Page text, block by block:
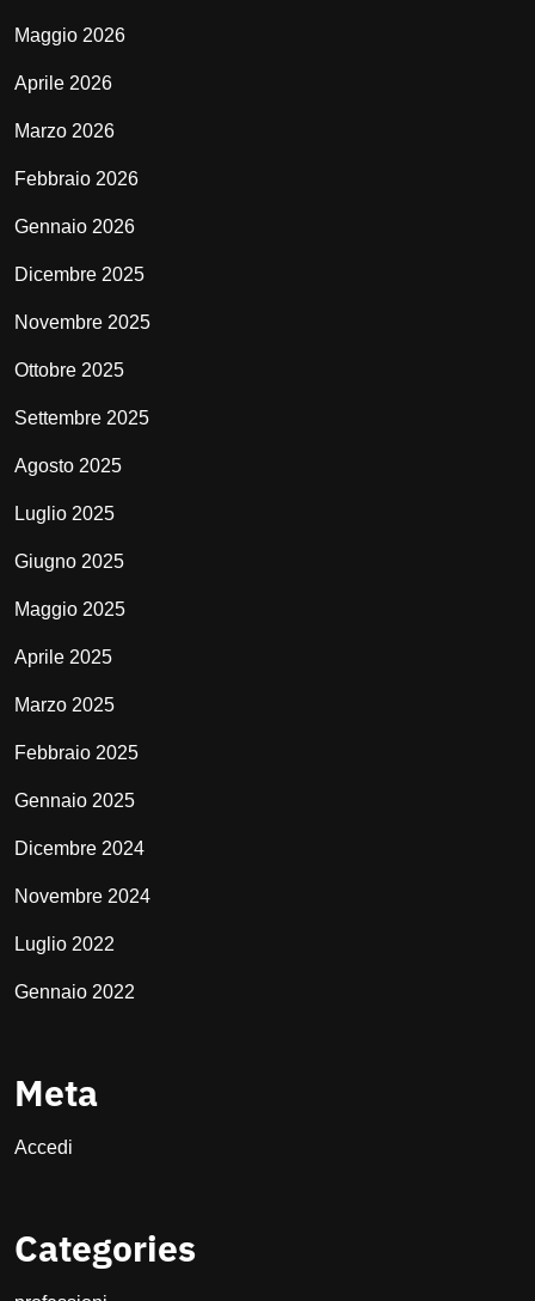
Maggio 2026
Aprile 2026
Marzo 2026
Febbraio 2026
Gennaio 2026
Dicembre 2025
Novembre 2025
Ottobre 2025
Settembre 2025
Agosto 2025
Luglio 2025
Giugno 2025
Maggio 2025
Aprile 2025
Marzo 2025
Febbraio 2025
Gennaio 2025
Dicembre 2024
Novembre 2024
Luglio 2022
Gennaio 2022
Meta
Accedi
Categories